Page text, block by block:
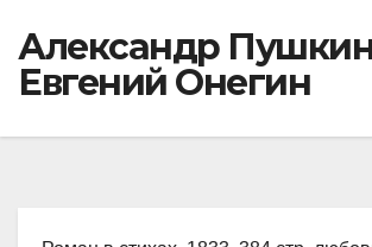
Александр
Евгений Онегин